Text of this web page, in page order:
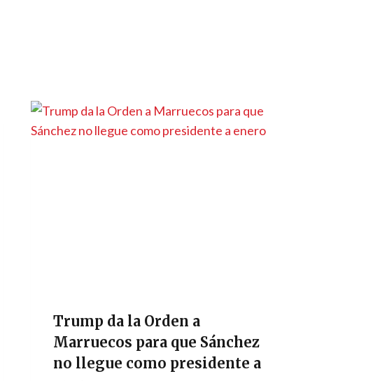
Trump da la Orden a
Marruecos para que Sánchez
no llegue como presidente a